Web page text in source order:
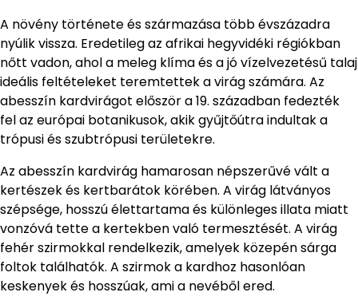
A növény története és származása több évszázadra
nyúlik vissza. Eredetileg az afrikai hegyvidéki régiókban
nőtt vadon, ahol a meleg klíma és a jó vízelvezetésű talaj
ideális feltételeket teremtettek a virág számára. Az
abesszín kardvirágot először a 19. században fedezték
fel az európai botanikusok, akik gyűjtőútra indultak a
trópusi és szubtrópusi területekre.
Az abesszín kardvirág hamarosan népszerűvé vált a
kertészek és kertbarátok körében. A virág látványos
szépsége, hosszú élettartama és különleges illata miatt
vonzóvá tette a kertekben való termesztését. A virág
fehér szirmokkal rendelkezik, amelyek közepén sárga
foltok találhatók. A szirmok a kardhoz hasonlóan
keskenyek és hosszúak, ami a nevéből ered.